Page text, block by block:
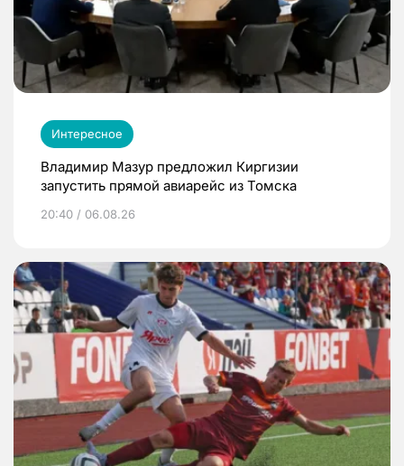
Интересное
Владимир Мазур предложил Киргизии
запустить прямой авиарейс из Томска
20:40 / 06.08.26